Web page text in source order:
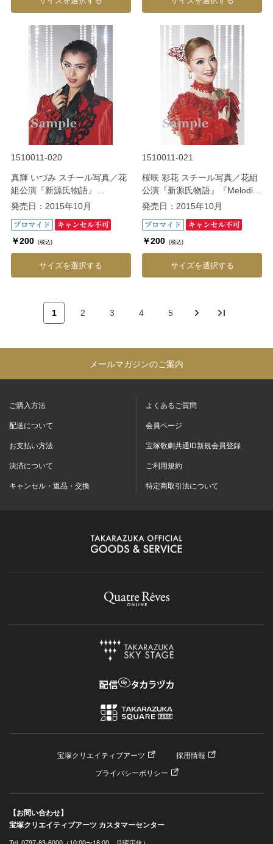
1510011-020
真輝 いづみ スチール写真／花
組公演『新源氏物語』
『Melodia－熱く美しき旋律
発売日：2015年10月
￥200 (税込)
サイズを選択する
1510011-021
桜咲 彩花 スチール写真／花組
公演『新源氏物語』『Melodia
－熱く美しき旋律－』
発売日：2015年10月
￥200 (税込)
サイズを選択する
1 2 3 4 5
メールマガジンのご案内
ご購入方法
配送について
お支払い方法
決済について
キャンセル・返品・交換
よくあるご質問
会員ページ
宝塚歌劇共通ID新規会員登録
ご利用規約
特定商取引法について
宝塚クリエイティブアーツ
採用情報
プライバシーポリシー
【お問い合わせ】
宝塚クリエイティブアーツ カスタマーセンター